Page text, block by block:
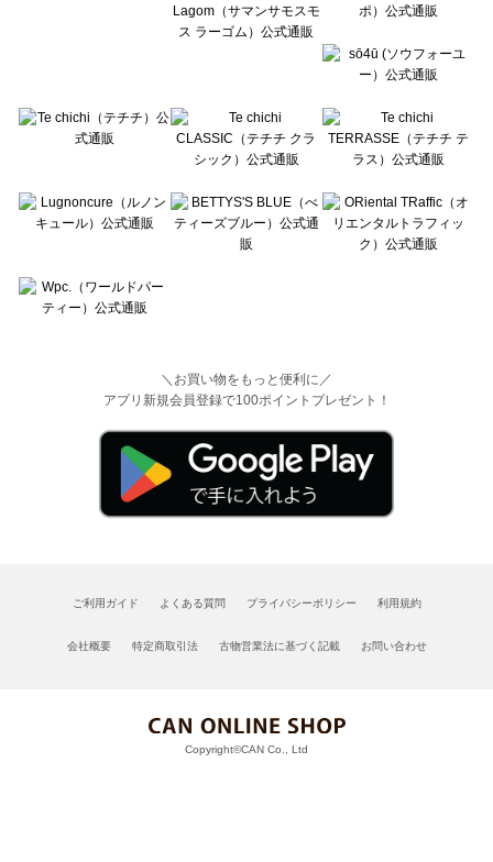
＼お買い物をもっと便利に／
アプリ新規会員登録で100ポイントプレゼント！
ご利用ガイド よくある質問 プライバシーポリシー 利用規約
会社概要 特定商取引法 古物営業法に基づく記載 お問い合わせ
Copyright©CAN Co., Ltd